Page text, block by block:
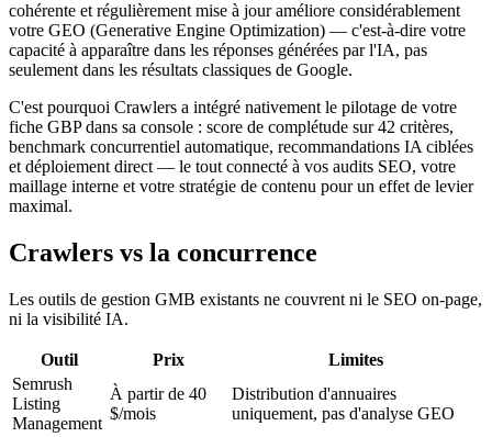
cohérente et régulièrement mise à jour améliore considérablement
votre GEO (Generative Engine Optimization) — c'est-à-dire votre
capacité à apparaître dans les réponses générées par l'IA, pas
seulement dans les résultats classiques de Google.
C'est pourquoi Crawlers a intégré nativement le pilotage de votre
fiche GBP dans sa console : score de complétude sur 42 critères,
benchmark concurrentiel automatique, recommandations IA ciblées
et déploiement direct — le tout connecté à vos audits SEO, votre
maillage interne et votre stratégie de contenu pour un effet de levier
maximal.
Crawlers vs la concurrence
Les outils de gestion GMB existants ne couvrent ni le SEO on-page,
ni la visibilité IA.
Outil Prix
Limites
Semrush
Listing
Management
À partir de 40
$/mois
Distribution d'annuaires
uniquement, pas d'analyse GEO